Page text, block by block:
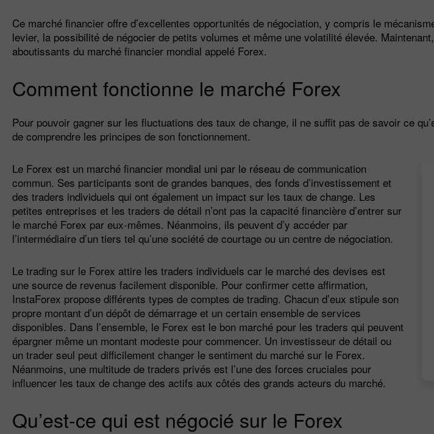
Ce marché financier offre d’excellentes opportunités de négociation, y compris le
levier, la possibilité de négocier de petits volumes et même une volatilité élevée.
aboutissants du marché financier mondial appelé Forex.
Comment fonctionne le marché Forex
Pour pouvoir gagner sur les fluctuations des taux de change, il ne suffit pas de savoir ce
de comprendre les principes de son fonctionnement.
Le Forex est un marché financier mondial uni par le réseau de communication
commun. Ses participants sont de grandes banques, des fonds d’investissement et
des traders individuels qui ont également un impact sur les taux de change. Les
petites entreprises et les traders de détail n’ont pas la capacité financière d’entrer sur
le marché Forex par eux-mêmes. Néanmoins, ils peuvent d’y accéder par
l’intermédiaire d’un tiers tel qu’une société de courtage ou un centre de négociation.
Le trading sur le Forex attire les traders individuels car le marché des devises est
une source de revenus facilement disponible. Pour confirmer cette affirmation,
InstaForex propose différents types de comptes de trading. Chacun d’eux stipule son
propre montant d’un dépôt de démarrage et un certain ensemble de services
disponibles. Dans l’ensemble, le Forex est le bon marché pour les traders qui peuvent
épargner même un montant modeste pour commencer. Un investisseur de détail ou
un trader seul peut difficilement changer le sentiment du marché sur le Forex.
Néanmoins, une multitude de traders privés est l’une des forces cruciales pour
influencer les taux de change des actifs aux côtés des grands acteurs du marché.
Qu’est-ce qui est négocié sur le Forex